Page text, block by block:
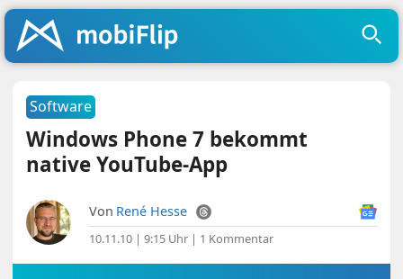
Software
Windows Phone 7 bekommt
native YouTube-App
Von René Hesse
10.11.10 | 9:15 Uhr | 1 Kommentar